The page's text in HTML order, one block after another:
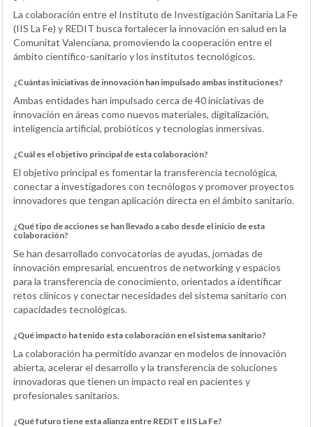
La colaboración entre el Instituto de Investigación Sanitaria La Fe
(IIS La Fe) y REDIT busca fortalecer la innovación en salud en la
Comunitat Valenciana, promoviendo la cooperación entre el
ámbito científico-sanitario y los institutos tecnológicos.
¿Cuántas iniciativas de innovación han impulsado ambas instituciones?
Ambas entidades han impulsado cerca de 40 iniciativas de
innovación en áreas como nuevos materiales, digitalización,
inteligencia artificial, probióticos y tecnologías inmersivas.
¿Cuál es el objetivo principal de esta colaboración?
El objetivo principal es fomentar la transferencia tecnológica,
conectar a investigadores con tecnólogos y promover proyectos
innovadores que tengan aplicación directa en el ámbito sanitario.
¿Qué tipo de acciones se han llevado a cabo desde el inicio de esta
colaboración?
Se han desarrollado convocatorias de ayudas, jornadas de
innovación empresarial, encuentros de networking y espacios
para la transferencia de conocimiento, orientados a identificar
retos clínicos y conectar necesidades del sistema sanitario con
capacidades tecnológicas.
¿Qué impacto ha tenido esta colaboración en el sistema sanitario?
La colaboración ha permitido avanzar en modelos de innovación
abierta, acelerar el desarrollo y la transferencia de soluciones
innovadoras que tienen un impacto real en pacientes y
profesionales sanitarios.
¿Qué futuro tiene esta alianza entre REDIT e IIS La Fe?